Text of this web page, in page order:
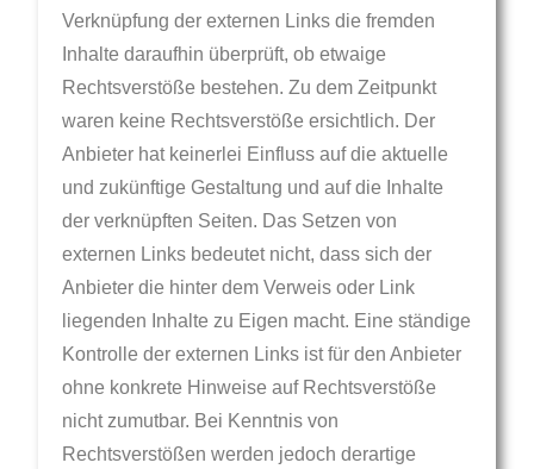
Verknüpfung der externen Links die fremden
Inhalte daraufhin überprüft, ob etwaige
Rechtsverstöße bestehen. Zu dem Zeitpunkt
waren keine Rechtsverstöße ersichtlich. Der
Anbieter hat keinerlei Einfluss auf die aktuelle
und zukünftige Gestaltung und auf die Inhalte
der verknüpften Seiten. Das Setzen von
externen Links bedeutet nicht, dass sich der
Anbieter die hinter dem Verweis oder Link
liegenden Inhalte zu Eigen macht. Eine ständige
Kontrolle der externen Links ist für den Anbieter
ohne konkrete Hinweise auf Rechtsverstöße
nicht zumutbar. Bei Kenntnis von
Rechtsverstößen werden jedoch derartige